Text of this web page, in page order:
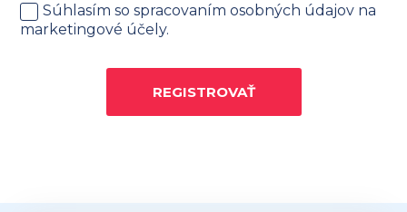
Súhlasím so spracovaním osobných údajov na
marketingové účely.
REGISTROVAŤ